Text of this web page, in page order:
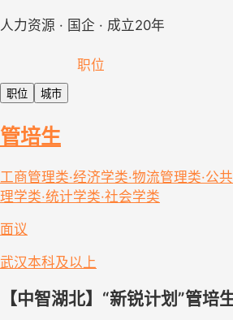
人力资源 · 国企 · 成立20年
职位
职位 城市
管培生
工商管理类·经济学类·物流管理类·公
理学类·统计学类·社会学类
面议
武汉本科及以上
【中智湖北】“新锐计划”管培